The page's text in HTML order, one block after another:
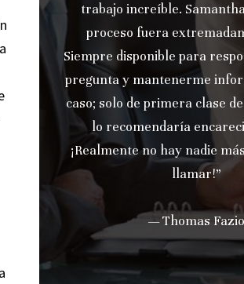
trabajo increíble.
proceso fuera
Siempre disponible para
pregunta y mantenerme
caso; solo de primera clase
lo recomendaría
¡Realmente no hay nadie
llamar!”
— Thomas Fazio